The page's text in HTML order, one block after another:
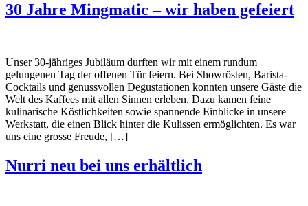
30 Jahre Mingmatic – wir haben gefeiert
Unser 30-jähriges Jubiläum durften wir mit einem rundum
gelungenen Tag der offenen Tür feiern. Bei Showrösten, Barista-
Cocktails und genussvollen Degustationen konnten unsere Gäste die
Welt des Kaffees mit allen Sinnen erleben. Dazu kamen feine
kulinarische Köstlichkeiten sowie spannende Einblicke in unsere
Werkstatt, die einen Blick hinter die Kulissen ermöglichten. Es war
uns eine grosse Freude, […]
Nurri neu bei uns erhältlich